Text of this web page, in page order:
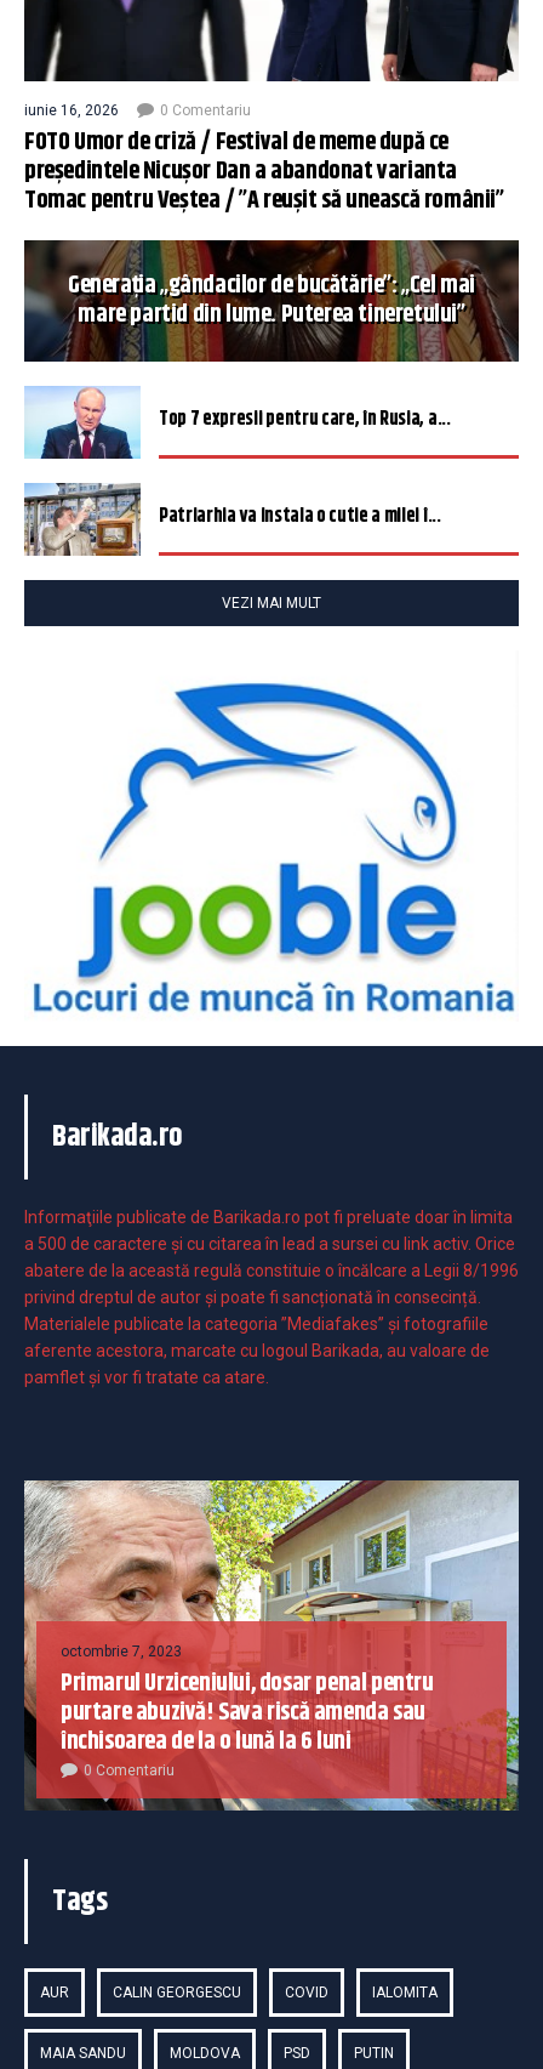
iunie 16, 2026 0 Comentariu
FOTO Umor de criză / Festival de meme după ce
președintele Nicușor Dan a abandonat varianta
Tomac pentru Veștea / ”A reușit să unească românii”
Generația „gândacilor de bucătărie”: „Cel mai
mare partid din lume. Puterea tineretului”
Top 7 expresii pentru care, în Rusia, a...
Patriarhia va instala o cutie a milei î...
VEZI MAI MULT
Barikada.ro
Informaţiile publicate de Barikada.ro pot fi preluate doar în limita
a 500 de caractere şi cu citarea în lead a sursei cu link activ. Orice
abatere de la această regulă constituie o încălcare a Legii 8/1996
privind dreptul de autor și poate fi sancționată în consecință.
Materialele publicate la categoria ”Mediafakes” și fotografiile
aferente acestora, marcate cu logoul Barikada, au valoare de
pamflet și vor fi tratate ca atare.
octombrie 7, 2023
Primarul Urziceniului, dosar penal pentru
purtare abuzivă! Sava riscă amenda sau
închisoarea de la o lună la 6 luni
0 Comentariu
Tags
AUR CALIN GEORGESCU COVID IALOMITA
MAIA SANDU MOLDOVA PSD PUTIN